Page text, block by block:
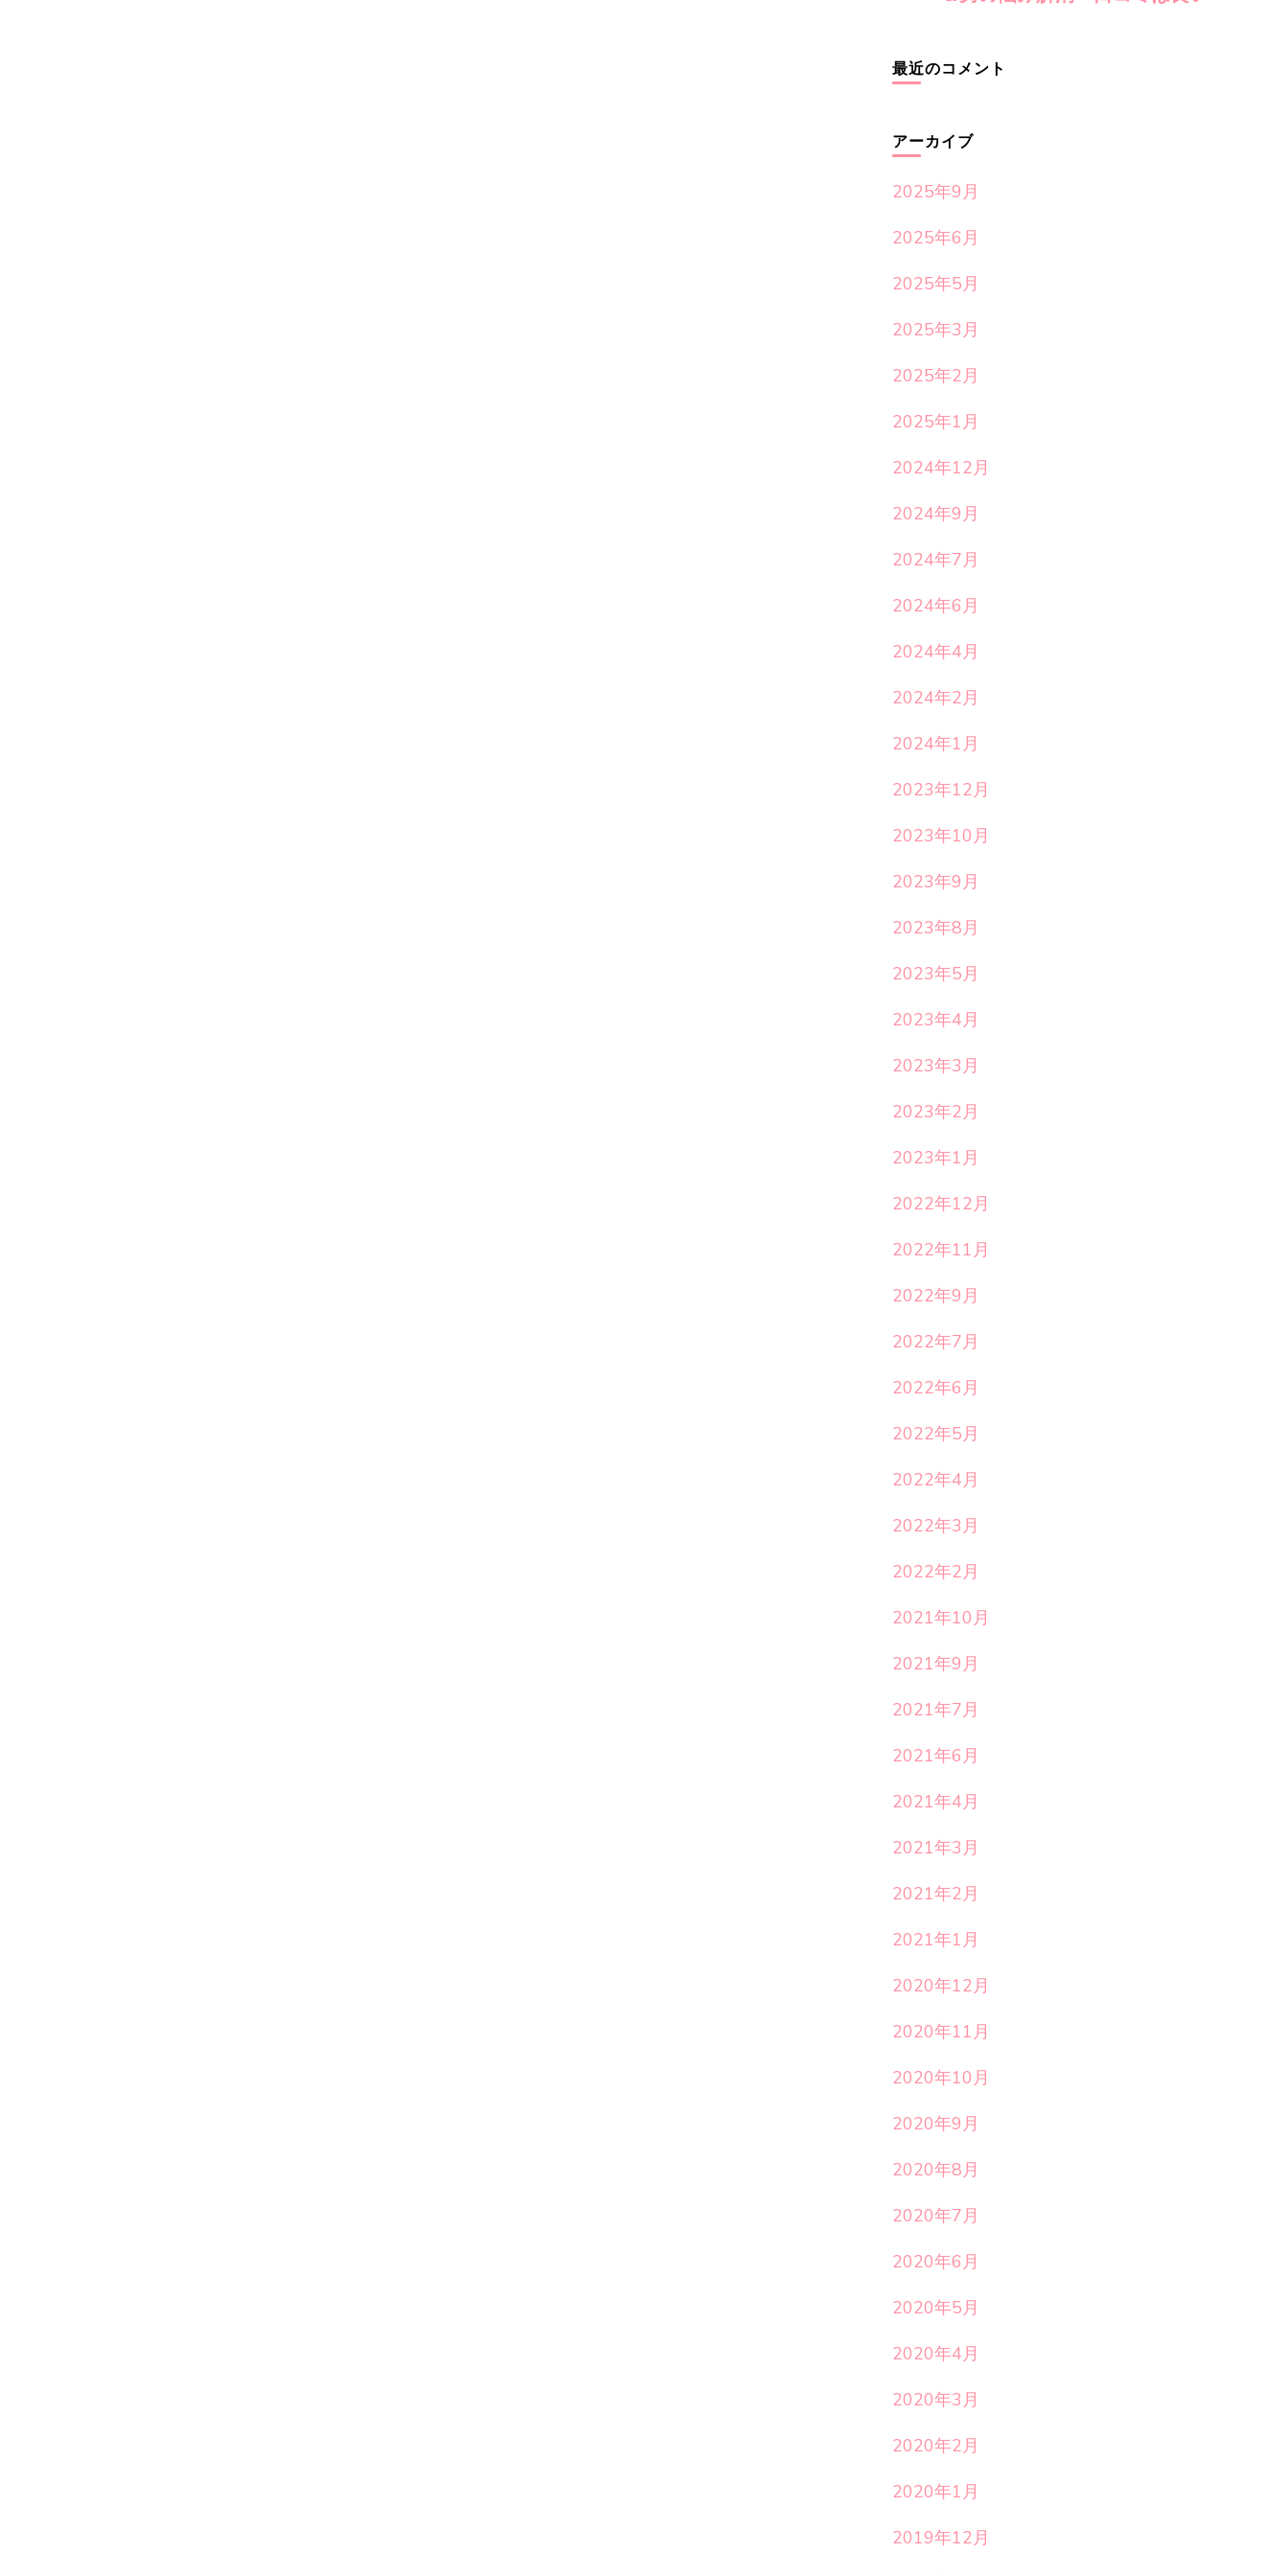
最近のコメント
アーカイブ
2025年9月
2025年6月
2025年5月
2025年3月
2025年2月
2025年1月
2024年12月
2024年9月
2024年7月
2024年6月
2024年4月
2024年2月
2024年1月
2023年12月
2023年10月
2023年9月
2023年8月
2023年5月
2023年4月
2023年3月
2023年2月
2023年1月
2022年12月
2022年11月
2022年9月
2022年7月
2022年6月
2022年5月
2022年4月
2022年3月
2022年2月
2021年10月
2021年9月
2021年7月
2021年6月
2021年4月
2021年3月
2021年2月
2021年1月
2020年12月
2020年11月
2020年10月
2020年9月
2020年8月
2020年7月
2020年6月
2020年5月
2020年4月
2020年3月
2020年2月
2020年1月
2019年12月